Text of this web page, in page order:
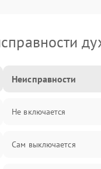
Неисправности
Не включается
Сам выключается